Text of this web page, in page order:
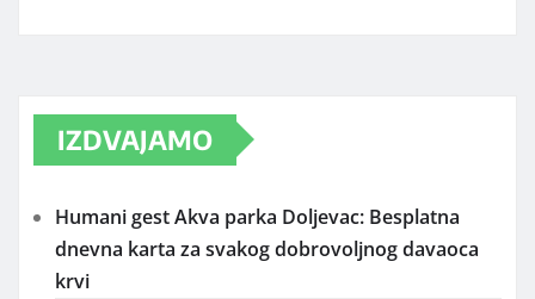
IZDVAJAMO
Humani gest Akva parka Doljevac: Besplatna
dnevna karta za svakog dobrovoljnog davaoca
krvi